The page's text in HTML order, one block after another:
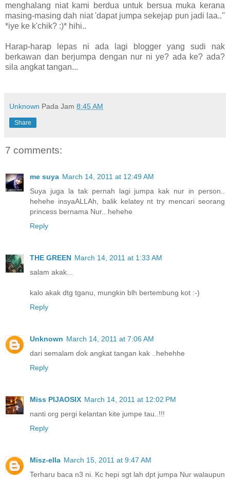
menghalang niat kami berdua untuk bersua muka kerana
masing-masing dah niat 'dapat jumpa sekejap pun jadi laa..''
*iye ke k'chik? :)* hihi..
Harap-harap lepas ni ada lagi blogger yang sudi nak
berkawan dan berjumpa dengan nur ni ye? ada ke? ada?
sila angkat tangan...
Unknown Pada Jam 8:45 AM
Share
7 comments:
me suya March 14, 2011 at 12:49 AM
Suya juga la tak pernah lagi jumpa kak nur in person..
hehehe insyaALLAh, balik kelatey nt try mencari seorang
princess bernama Nur.. hehehe
Reply
THE GREEN March 14, 2011 at 1:33 AM
salam akak...
kalo akak dtg tganu, mungkin blh bertembung kot :-)
Reply
Unknown March 14, 2011 at 7:06 AM
dari semalam dok angkat tangan kak ..hehehhe
Reply
Miss PIJAOSIX March 14, 2011 at 12:02 PM
nanti org pergi kelantan kite jumpe tau..!!!
Reply
Misz-ella March 15, 2011 at 9:47 AM
Terharu baca n3 ni. Kc hepi sgt lah dpt jumpa Nur walaupun